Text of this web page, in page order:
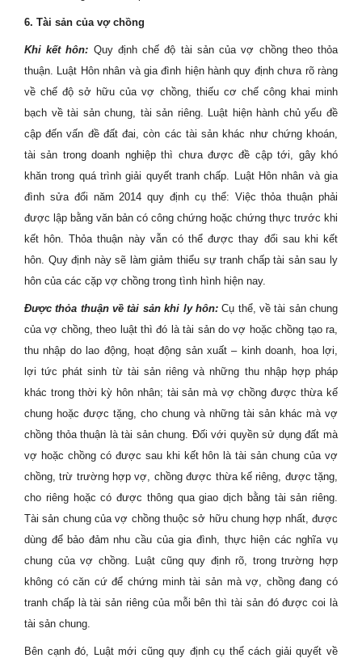
6. Tài sản của vợ chồng
Khi kết hôn: Quy định chế độ tài sản của vợ chồng theo thỏa
thuận. Luật Hôn nhân và gia đình hiện hành quy định chưa rõ ràng
về chế độ sở hữu của vợ chồng, thiếu cơ chế công khai minh
bạch về tài sản chung, tài sản riêng. Luật hiện hành chủ yếu đề
cập đến vấn đề đất đai, còn các tài sản khác như chứng khoán,
tài sản trong doanh nghiệp thì chưa được đề cập tới, gây khó
khăn trong quá trình giải quyết tranh chấp. Luật Hôn nhân và gia
đình sửa đổi năm 2014 quy định cụ thể: Việc thỏa thuận phải
được lập bằng văn bản có công chứng hoặc chứng thực trước khi
kết hôn. Thỏa thuận này vẫn có thể được thay đổi sau khi kết
hôn. Quy định này sẽ làm giảm thiểu sự tranh chấp tài sản sau ly
hôn của các cặp vợ chồng trong tình hình hiện nay.
Được thỏa thuận về tài sản khi ly hôn: Cụ thể, về tài sản chung
của vợ chồng, theo luật thì đó là tài sản do vợ hoặc chồng tạo ra,
thu nhập do lao động, hoạt động sản xuất – kinh doanh, hoa lợi,
lợi tức phát sinh từ tài sản riêng và những thu nhập hợp pháp
khác trong thời kỳ hôn nhân; tài sản mà vợ chồng được thừa kế
chung hoặc được tặng, cho chung và những tài sản khác mà vợ
chồng thỏa thuận là tài sản chung. Đối với quyền sử dụng đất mà
vợ hoặc chồng có được sau khi kết hôn là tài sản chung của vợ
chồng, trừ trường hợp vợ, chồng được thừa kế riêng, được tặng,
cho riêng hoặc có được thông qua giao dịch bằng tài sản riêng.
Tài sản chung của vợ chồng thuộc sở hữu chung hợp nhất, được
dùng để bảo đảm nhu cầu của gia đình, thực hiện các nghĩa vụ
chung của vợ chồng. Luật cũng quy định rõ, trong trường hợp
không có căn cứ để chứng minh tài sản mà vợ, chồng đang có
tranh chấp là tài sản riêng của mỗi bên thì tài sản đó được coi là
tài sản chung.
Bên cạnh đó, Luật mới cũng quy định cụ thể cách giải quyết về